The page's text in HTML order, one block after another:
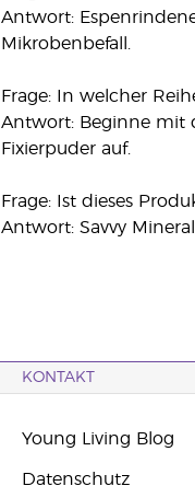
Antwort:
Mikrobenbefall.
Frage: In welcher
Antwort: Beginne mit
Fixierpuder auf.
Frage: Ist dieses
Antwort: Savvy
KONTAKT
Young Living Blog
Datenschutz